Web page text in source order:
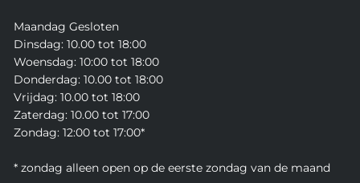
Maandag Gesloten
Dinsdag: 10.00 tot 18:00
Woensdag: 10:00 tot 18:00
Donderdag: 10.00 tot 18:00
Vrijdag: 10.00 tot 18:00
Zaterdag: 10.00 tot 17:00
Zondag: 12:00 tot 17:00*
* zondag alleen open op de eerste zondag van de maand